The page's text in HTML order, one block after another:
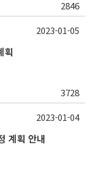
2846
획
3728
2023-01-05
계획 안내
2023-01-04